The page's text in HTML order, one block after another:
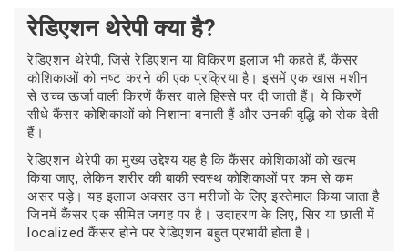
रेडिएशन थेरेपी क्या है?
रेडिएशन थेरेपी, जिसे रेडिएशन या विकिरण इलाज भी कहते हैं, कैंसर
कोशिकाओं को नष्ट करने की एक प्रक्रिया है। इसमें एक खास मशीन
से उच्च ऊर्जा वाली किरणें कैंसर वाले हिस्से पर दी जाती हैं। ये किरणें
सीधे कैंसर कोशिकाओं को निशाना बनाती हैं और उनकी वृद्धि को रोक देती
हैं।
रेडिएशन थेरेपी का मुख्य उद्देश्य यह है कि कैंसर कोशिकाओं को खत्म
किया जाए, लेकिन शरीर की बाकी स्वस्थ कोशिकाओं पर कम से कम
असर पड़े। यह इलाज अक्सर उन मरीजों के लिए इस्तेमाल किया जाता है
जिनमें कैंसर एक सीमित जगह पर है। उदाहरण के लिए, सिर या छाती में
localized कैंसर होने पर रेडिएशन बहुत प्रभावी होता है।